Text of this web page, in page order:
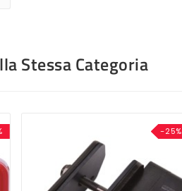
Stessa Categoria
-25%